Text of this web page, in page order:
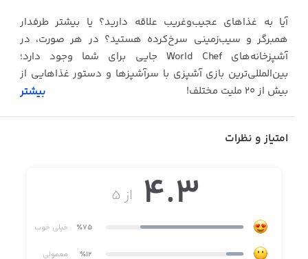
آیا به غذاهای عجیب‌وغریب علاقه دارید؟ یا بیشتر طرفدار
همبرگر و سیب‌زمینی سرخ‌کرده هستید؟ در هر صورت، در
آشپزخانه‌های World Chef جایی برای شما وجود دارد؛
بین‌المللی‌ترین بازی آشپزی با سرآشپزها و دستور غذاهایی از
بیش از ۲۰ ملیت مختلف!
World Chef دنیایی شاد است که در آن آشپزخانه هیچ‌وقت
غذاها آن‌قدر عالی‌اند که بهتر است موقع بازی پیش‌بند ببندید!
رستوران خودتان را افتتاح کنید، برایش اسم انتخاب کنید و
مطابق سلیقه‌تان دکورش کنید! سپس شروع به پخت غذاهای
بیشتر
امتیاز و نظرات
از ۵ 4.3
٪75 خیلی خوب
٪12 معمولی